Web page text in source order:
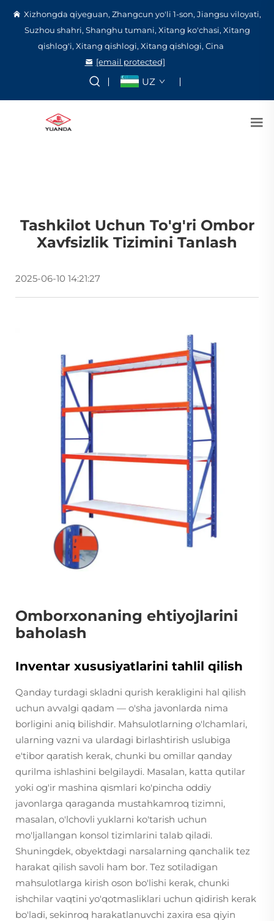
Xizhongda qiyeguan, Zhangcun yo'li 1-son, Jiangsu viloyati,
Suzhou shahri, Shanghu tumani, Xitang ko'chasi, Xitang
qishlog'i, Xitang qishlogi, Xitang qishlogi, Cina
[email protected]
UZ
Tashkilot Uchun To'g'ri Ombor
Xavfsizlik Tizimini Tanlash
2025-06-10 14:21:27
Omborxonaning ehtiyojlarini
baholash
Inventar xususiyatlarini tahlil qilish
Qanday turdagi skladni qurish kerakligini hal qilish
uchun avvalgi qadam — o'sha javonlarda nima
borligini aniq bilishdir. Mahsulotlarning o'lchamlari,
ularning vazni va ulardagi birlashtirish uslubiga
e'tibor qaratish kerak, chunki bu omillar qanday
qurilma ishlashini belgilaydi. Masalan, katta qutilar
yoki og'ir mashina qismlari ko'pincha oddiy
javonlarga qaraganda mustahkamroq tizimni,
masalan, o'lchovli yuklarni ko'tarish uchun
mo'ljallangan konsol tizimlarini talab qiladi.
Shuningdek, obyektdagi narsalarning qanchalik tez
harakat qilish savoli ham bor. Tez sotiladigan
mahsulotlarga kirish oson bo'lishi kerak, chunki
ishchilar vaqtini yo'qotmasliklari uchun qidirish kerak
bo'ladi, sekinroq harakatlanuvchi zaxira esa qiyin